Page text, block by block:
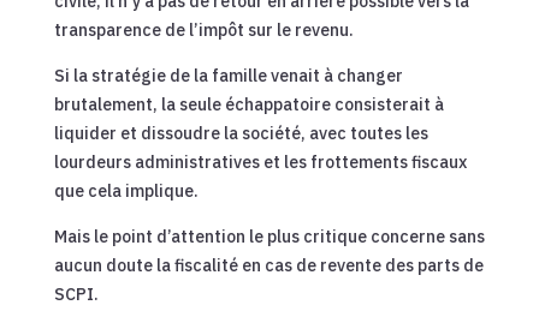
transparence de l’impôt sur le revenu.
Si la stratégie de la famille venait à changer
brutalement, la seule échappatoire consisterait à
liquider et dissoudre la société, avec toutes les
lourdeurs administratives et les frottements fiscaux
que cela implique.
Mais le point d’attention le plus critique concerne sans
aucun doute la fiscalité en cas de revente des parts de
SCPI.